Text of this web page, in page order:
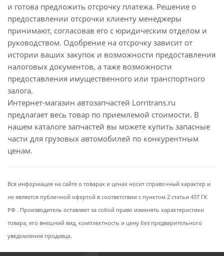
и готова предложить отсрочку платежа. Решение о
предоставлении отсрочки клиенту менеджеры
принимают, согласовав его с юридическим отделом и
руководством. Одобрение на отсрочку зависит от
истории ваших закупок и возможности предоставления
налоговых документов, а таже возможности
предоставления имущественного или транспортного
залога.
Интернет-магазин автозапчастей Lorritrans.ru
предлагает весь товар по приемлемой стоимости. В
нашем каталоге запчастей вы можете купить запасные
части для грузовых автомобилей по конкурентным
ценам.
Вся информация на сайте о товарах и ценах носит справочный характер и
не является публичной офертой в соответствии с пунктом 2 статьи 437 ГК
РФ . Производитель оставляет за собой право изменять характеристики
товара, его внешний вид, комплектность и цену без предварительного
уведомления продавца.